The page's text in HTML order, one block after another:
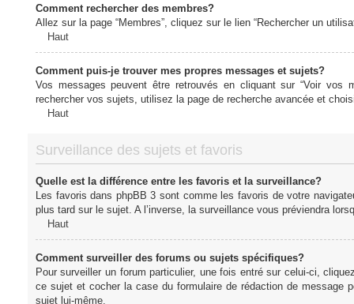
Comment rechercher des membres?
Allez sur la page “Membres”, cliquez sur le lien “Rechercher un
Haut
Comment puis-je trouver mes propres messages et sujets?
Vos messages peuvent être retrouvés en cliquant sur “Voir vos
rechercher vos sujets, utilisez la page de recherche avancée et
Haut
Surveillance des sujets et favoris
Quelle est la différence entre les favoris et la surveillance?
Les favoris dans phpBB 3 sont comme les favoris de votre
plus tard sur le sujet. A l’inverse, la surveillance vous préviendra
Haut
Comment surveiller des forums ou sujets spécifiques?
Pour surveiller un forum particulier, une fois entré sur celui-ci,
ce sujet et cocher la case du formulaire de rédaction de message
sujet lui-même.